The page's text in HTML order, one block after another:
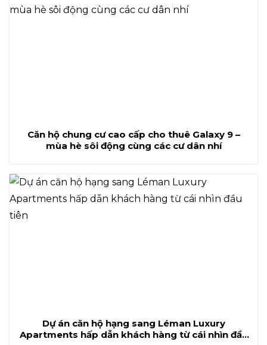
Căn hộ chung cư cao cấp cho thuê Galaxy 9 –
mùa hè sôi động cùng các cư dân nhí
Dự án căn hộ hạng sang Léman Luxury
Apartments hấp dẫn khách hàng từ cái nhìn đầu